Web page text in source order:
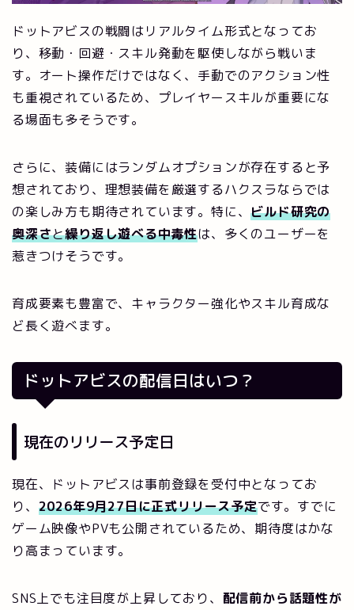
ドットアビスの戦闘はリアルタイム形式となってお
り、移動・回避・スキル発動を駆使しながら戦いま
す。オート操作だけではなく、手動でのアクション性
も重視されているため、プレイヤースキルが重要にな
る場面も多そうです。
さらに、装備にはランダムオプションが存在すると予
想されており、理想装備を厳選するハクスラならでは
の楽しみ方も期待されています。特に、ビルド研究の
奥深さと繰り返し遊べる中毒性は、多くのユーザーを
惹きつけそうです。
育成要素も豊富で、キャラクター強化やスキル育成な
ど長く遊べます。
ドットアビスの配信日はいつ？
現在のリリース予定日
現在、ドットアビスは事前登録を受付中となってお
り、 2026年9月27日に正式リリース予定です。すでに
ゲーム映像やPVも公開されているため、期待度はかな
り高まっています。
SNS上でも注目度が上昇しており、 配信前から話題性が